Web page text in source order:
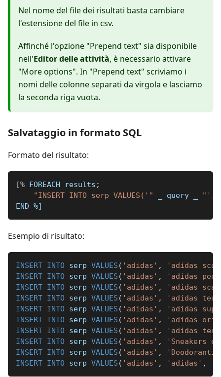
Nel nome del file dei risultati basta cambiare
l'estensione del file in csv.
Affinché l'opzione "Prepend text" sia disponibile
nell'Editor delle attività, è necessario attivare
"More options". In "Prepend text" scriviamo i
nomi delle colonne separati da virgola e lasciamo
la seconda riga vuota.
Salvataggio in formato SQL
Formato del risultato:
[% FOREACH results ;
"INSERT INTO serp VALUES('"
query
"',
END %]
Esempio di risultato:
INSERT INTO serp VALUES ( 'adidas' ,
'adidas
INSERT INTO serp VALUES ( 'adidas' ,
'adidas per
INSERT INTO serp VALUES ( 'adidas' ,
'adidas
INSERT INTO serp VALUES ( 'adidas' ,
'adidas
INSERT INTO serp VALUES ( 'adidas' ,
'adidas
INSERT INTO serp VALUES ( 'adidas' ,
'adidas
INSERT INTO serp VALUES ( 'adidas' ,
'adidas
INSERT INTO serp VALUES ( 'adidas' ,
'Sneakers e
INSERT INTO serp VALUES ( 'adidas' , 'Deodoranti'
INSERT INTO serp VALUES ( 'adidas' , 'adidas' ,